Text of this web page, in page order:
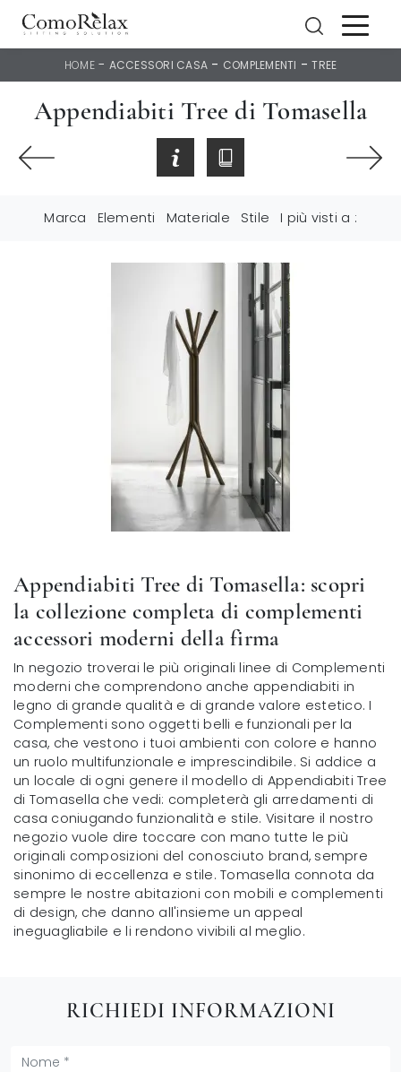
HOME- ACCESSORI CASA - COMPLEMENTI -TREE
Appendiabiti Tree di Tomasella
Marca Elementi Materiale Stile I più visti a :
Appendiabiti Tree di Tomasella: scopri
la collezione completa di complementi
accessori moderni della firma
In negozio troverai le più originali linee di Complementi
moderni che comprendono anche appendiabiti in
legno di grande qualità e di grande valore estetico. I
Complementi sono oggetti belli e funzionali per la
casa, che vestono i tuoi ambienti con colore e hanno
un ruolo multifunzionale e imprescindibile. Si addice a
un locale di ogni genere il modello di Appendiabiti Tree
di Tomasella che vedi: completerà gli arredamenti di
casa coniugando funzionalità e stile. Visitare il nostro
negozio vuole dire toccare con mano tutte le più
originali composizioni del conosciuto brand, sempre
sinonimo di eccellenza e stile. Tomasella connota da
sempre le nostre abitazioni con mobili e complementi
di design, che danno all'insieme un appeal
ineguagliabile e li rendono vivibili al meglio.
RICHIEDI INFORMAZIONI